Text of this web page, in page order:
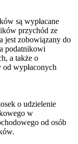
są wypłacane
przychód ze
jest zobowiązany do
podatnikowi
a także o
wypłaconych
o udzielenie
w
od osób